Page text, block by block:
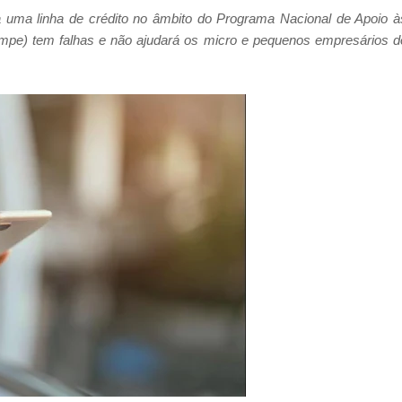
linha de crédito no âmbito do Programa Nacional de Apoio
tem falhas e não ajudará os micro e pequenos empresários